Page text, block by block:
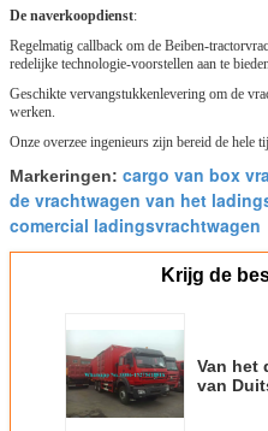
De naverkoopdienst:
Regelmatig callback om de Beiben-
redelijke technologie-voorstellen aan te
Geschikte vervangstukkenlevering om de
werken.
Onze overzee ingenieurs zijn bereid de hele
Markeringen: cargo van box
de vrachtwagen van het
comercial ladingsvrachtwagen
Krijg de
Van het
van